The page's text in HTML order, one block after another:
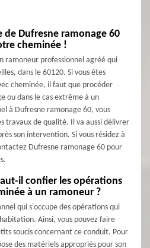
de Dufresne ramonage 60
cheminée !
ramoneur professionnel agréé qui
dans le 60120. Si vous êtes
cheminée, il faut que procéder
ou dans le cas extrême à un
à Dufresne ramonage 60, vous
travaux de qualité. Il va aussi délivrer
son intervention. Si vous résidez à
Dufresne ramonage 60 pour
il confier les opérations
à un ramoneur ?
qui s'occupe des opérations qui
Ainsi, vous pouvez faire
soucis concernant ce conduit. Pour
des matériels appropriés pour son